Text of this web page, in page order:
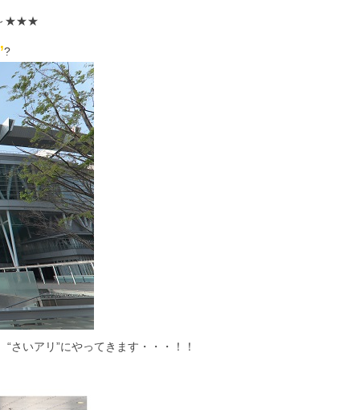
～★★★
?
さいアリ”にやってきます・・・！！